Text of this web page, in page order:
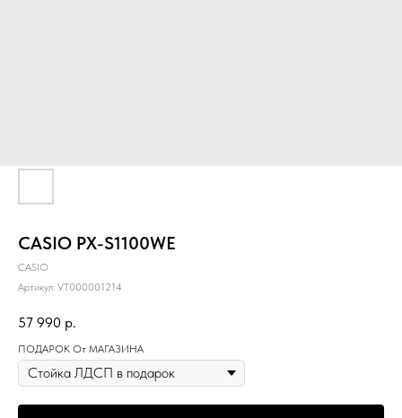
CASIO PX-S1100WE
CASIO
Артикул: УТ000001214
57 990 р.
ПОДАРОК От МАГАЗИНА